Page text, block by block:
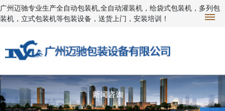
广州迈驰专业生产全自动包装机,全自动灌装机，给袋式包装机，多列包
装机，立式包装机等包装设备，送货上门，安装培训！